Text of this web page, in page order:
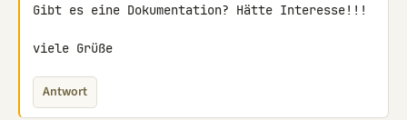
Gibt es eine Dokumentation? Hätte Interesse!!!
viele Grüße
Antwort